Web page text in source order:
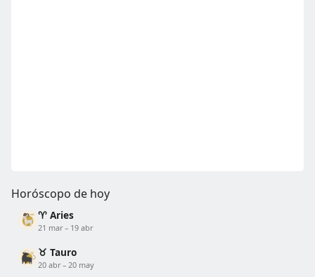
Horóscopo de hoy
♈ Aries
21 mar – 19 abr
♉ Tauro
20 abr – 20 may